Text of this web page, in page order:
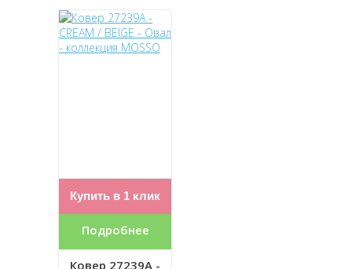
Купить в 1 клик
Подробнее
Ковер 27239A -